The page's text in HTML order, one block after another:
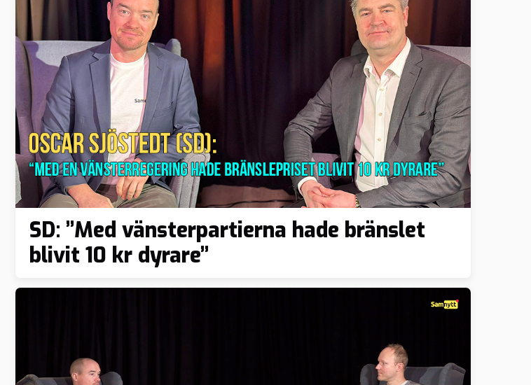
SD: ”Med vänsterpartierna hade bränslet
blivit 10 kr dyrare”